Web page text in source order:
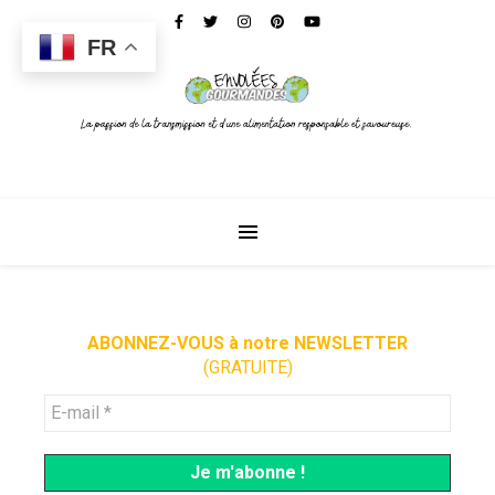
ABONNEZ-VOUS à notre NEWSLETTER
(GRATUITE)
FR